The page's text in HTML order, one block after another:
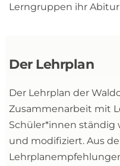
Lerngruppen ihr
Der Lehrplan
Der Lehrplan der
Zusammenarbeit mit
Schüler*innen ständig
und modifiziert. Aus